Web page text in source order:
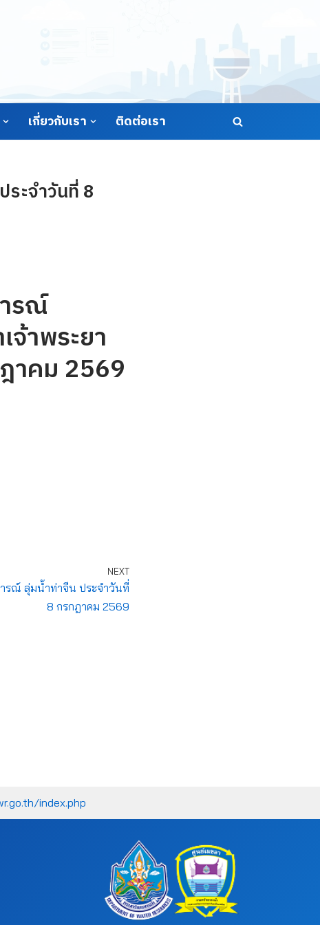
เกี่ยวกับเรา ติดต่อเรา
ะจำวันที่ 8
รณ์
าพระยา
าคม 2569
NEXT
รณ์ ลุ่มน้ำท่าจีน ประจำวันที่
8 กรกฎาคม 2569
index.php